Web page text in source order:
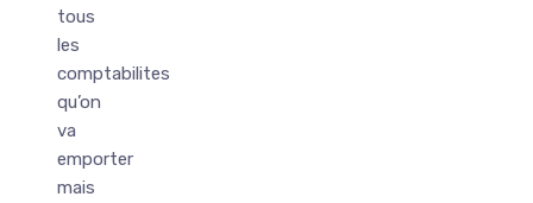
tous
les
comptabilites
qu’on
va
emporter
mais